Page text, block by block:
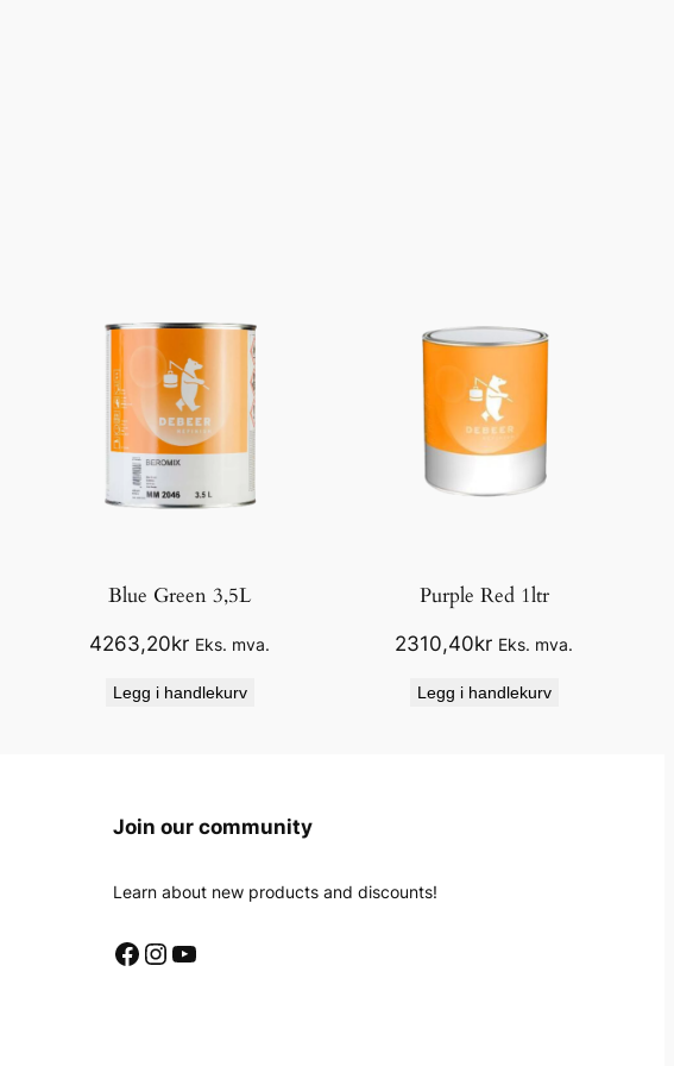
Blue Green 3,5L
4263,20kr Eks. mva.
Legg i handlekurv
Purple Red 1ltr
2310,40kr Eks. mva.
Legg i handlekurv
Join our community
Learn about new products and discounts!
Facebook Instagram YouTube